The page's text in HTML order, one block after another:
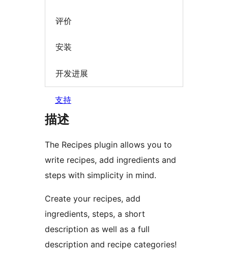
评价
安装
开发进展
支持
描述
The Recipes plugin allows you to
write recipes, add ingredients and
steps with simplicity in mind.
Create your recipes, add
ingredients, steps, a short
description as well as a full
description and recipe categories!